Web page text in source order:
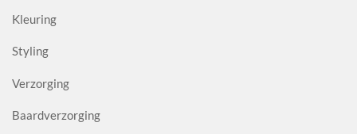
Kleuring
Styling
Verzorging
Baardverzorging